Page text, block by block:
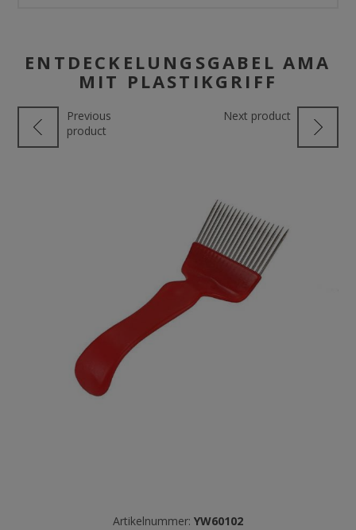
ENTDECKELUNGSGABEL AMA
MIT PLASTIKGRIFF
Previous
product
Next product
Artikelnummer: YW60102